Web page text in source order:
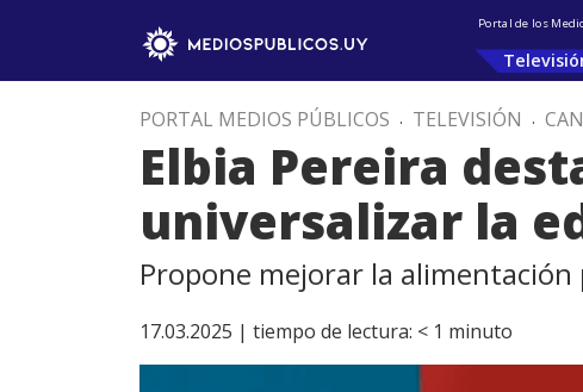
Portal de los
PORTAL MEDIOS PÚBLICOS . TELEVISIÓN .
Elbia Pereira
universalizar la
Propone mejorar la
17.03.2025 | tiempo de lectura: < 1 minuto